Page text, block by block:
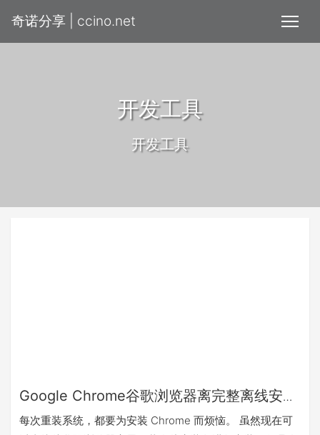
奇诺分享 | ccino.net
开发工具
开发工具
Google Chrome谷歌浏览器离完整离线安装
包下载地址整理总汇
每次重装系统，都要为安装 Chrome 而烦恼。 虽然现在可